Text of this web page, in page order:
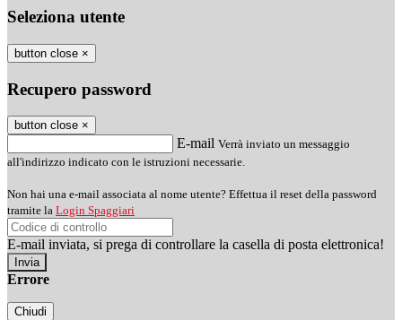
Seleziona utente
button close ×
Recupero password
button close ×
E-mail Verrà inviato un messaggio
all'indirizzo indicato con le istruzioni necessarie.
Non hai una e-mail associata al nome utente? Effettua il reset della password
tramite la Login Spaggiari
E-mail inviata, si prega di controllare la casella di posta elettronica!
Errore
Chiudi